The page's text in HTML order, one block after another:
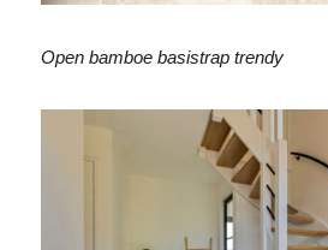
Open bamboe basistrap trendy